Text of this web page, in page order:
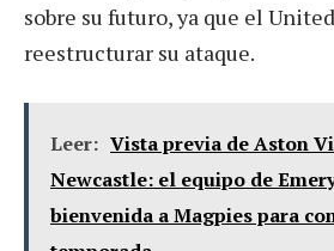
sobre su futuro, ya que el
reestructurar su ataque.
Leer: Vista previa de Aston
Newcastle: el equipo de
bienvenida a Magpies para